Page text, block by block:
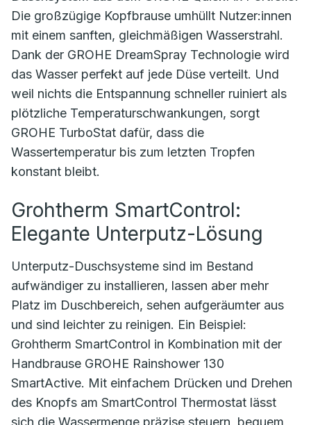
Die großzügige Kopfbrause umhüllt Nutzer:innen
mit einem sanften, gleichmäßigen Wasserstrahl.
Dank der GROHE DreamSpray Technologie wird
das Wasser perfekt auf jede Düse verteilt. Und
weil nichts die Entspannung schneller ruiniert als
plötzliche Temperaturschwankungen, sorgt
GROHE TurboStat dafür, dass die
Wassertemperatur bis zum letzten Tropfen
konstant bleibt.
Grohtherm SmartControl:
Elegante Unterputz-Lösung
Unterputz-Duschsysteme sind im Bestand
aufwändiger zu installieren, lassen aber mehr
Platz im Duschbereich, sehen aufgeräumter aus
und sind leichter zu reinigen. Ein Beispiel:
Grohtherm SmartControl in Kombination mit der
Handbrause GROHE Rainshower 130
SmartActive. Mit einfachem Drücken und Drehen
des Knopfs am SmartControl Thermostat lässt
sich die Wassermenge präzise steuern, bequem